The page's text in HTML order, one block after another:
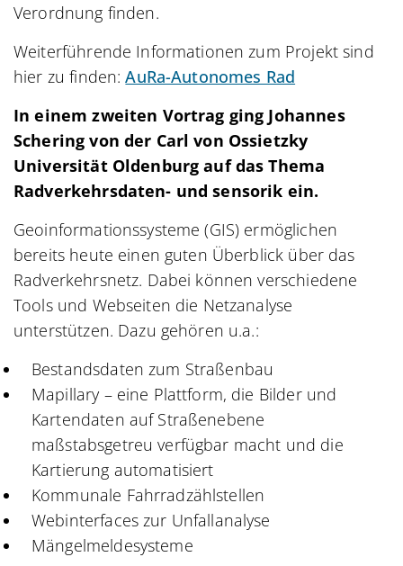
Verordnung finden.
Weiterführende Informationen zum Projekt sind
hier zu finden:AuRa-Autonomes Rad
In einem zweiten Vortrag ging Johannes
Schering von der Carl von Ossietzky
Universität Oldenburg auf das Thema
Radverkehrsdaten- und sensorik ein.
Geoinformationssysteme (GIS) ermöglichen
bereits heute einen guten Überblick über das
Radverkehrsnetz. Dabei können verschiedene
Tools und Webseiten die Netzanalyse
unterstützen. Dazu gehören u.a.:
Bestandsdaten zum Straßenbau
Mapillary – eine Plattform, die Bilder und
Kartendaten auf Straßenebene
maßstabsgetreu verfügbar macht und die
Kartierung automatisiert
Kommunale Fahrradzählstellen
Webinterfaces zur Unfallanalyse
Mängelmeldesysteme